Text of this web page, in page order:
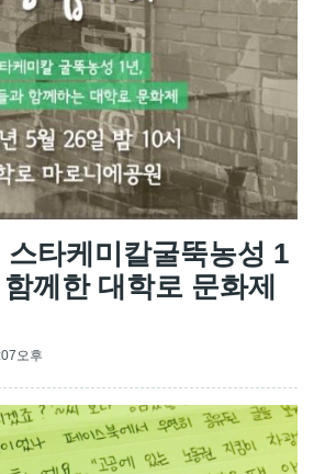
타케미칼굴뚝농성 1
께한 대학로 문화제
오후